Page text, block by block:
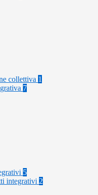
collettiva 1
7
5
integrativi 2